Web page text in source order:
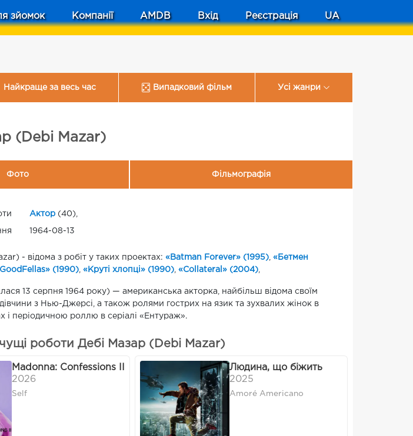
зйомок Компанії AMDB Вхід Реєстрація UA
Найкраще за весь час Випадковий фільм Усі жанри
(Debi Mazar)
Фото Фільмографія
Актор(40),
1964-08-13
- відома з робіт у таких проектах: «Batman Forever» (1995) «Бетмен
(1990) «Круті хлопці» (1990) «Collateral» (2004)
13 серпня 1964 року) — американська акторка, найбільш відома своїм
з Нью-Джерсі, а також ролями гострих на язик та зухвалих жінок в
і періодичною роллю в серіалі «Ентураж».
роботи Дебі Мазар (Debi Mazar)
Madonna: Confessions II
2026
Self
Людина, що біжить
2025
Amoré Americano